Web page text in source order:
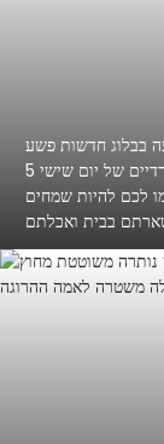
בבלוג חדשות פשע
5 פשעים אבסורדיים של יום שישי
לכם להיות שמחים
בבית ואכלתם